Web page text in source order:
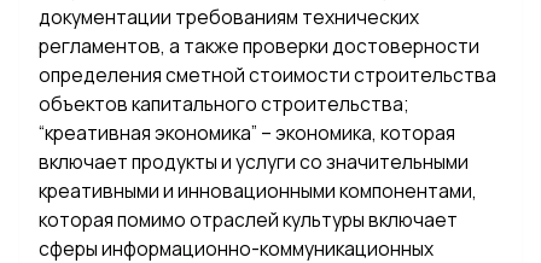
документации требованиям технических
регламентов, а также проверки достоверности
определения сметной стоимости строительства
объектов капитального строительства;
“креативная экономика” – экономика, которая
включает продукты и услуги со значительными
креативными и инновационными компонентами,
которая помимо отраслей культуры включает
сферы информационно-коммуникационных